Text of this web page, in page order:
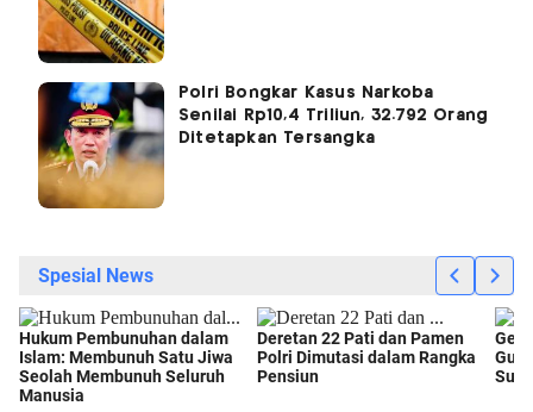
Polri Bongkar Kasus Narkoba
Senilai Rp10,4 Triliun, 32.792 Orang
Ditetapkan Tersangka